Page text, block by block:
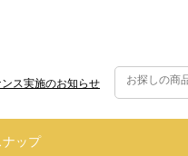
ス実施のお知らせ
ナップ